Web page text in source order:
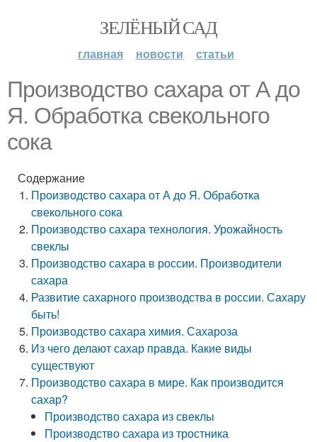
ЗЕЛЁНЫЙ САД
главная новости статьи
Производство сахара от А до
Я. Обработка свекольного
сока
Содержание
Производство сахара от А до Я. Обработка
свекольного сока
Производство сахара технология. Урожайность
свеклы
Производство сахара в россии. Производители
сахара
Развитие сахарного производства в россии. Сахару
быть!
Производство сахара химия. Сахароза
Из чего делают сахар правда. Какие виды
существуют
Производство сахара в мире. Как производится
сахар?
Производство сахара из свеклы
Производство сахара из тростника